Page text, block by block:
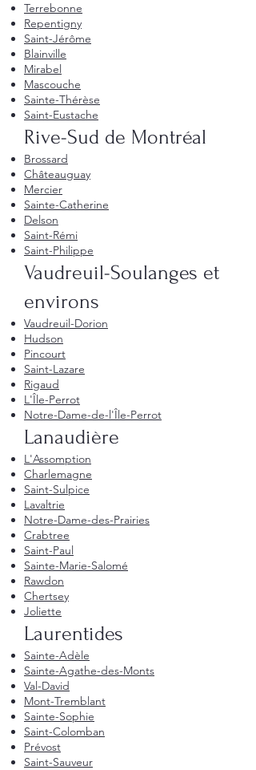
Terrebonne
Repentigny
Saint-Jérôme
Blainville
Mirabel
Mascouche
Sainte-Thérèse
Saint-Eustache
Rive-Sud de Montréal
Brossard
Châteauguay
Mercier
Sainte-Catherine
Delson
Saint-Rémi
Saint-Philippe
Vaudreuil-Soulanges et
environs
Vaudreuil-Dorion
Hudson
Pincourt
Saint-Lazare
Rigaud
L'Île-Perrot
Notre-Dame-de-l'Île-Perrot
Lanaudière
L'Assomption
Charlemagne
Saint-Sulpice
Lavaltrie
Notre-Dame-des-Prairies
Crabtree
Saint-Paul
Sainte-Marie-Salomé
Rawdon
Chertsey
Joliette
Laurentides
Sainte-Adèle
Sainte-Agathe-des-Monts
Val-David
Mont-Tremblant
Sainte-Sophie
Saint-Colomban
Prévost
Saint-Sauveur